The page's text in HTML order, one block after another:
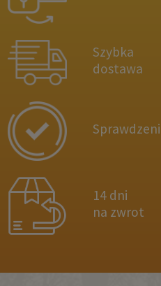
Szybka
dostawa
14 dni
na zwrot